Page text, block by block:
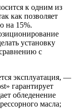
к одним из
как позволяет
на 15%.
установку
с
эксплуатация, —
гарантирует
обледенение
масла;